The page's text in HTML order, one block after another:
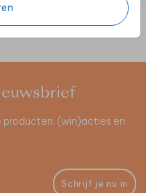
producten, (win)acties en
Schrijf je nu in